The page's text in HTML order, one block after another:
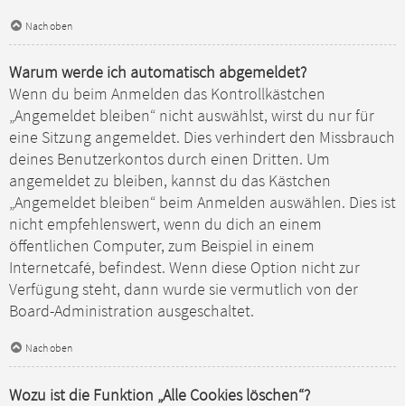
Nach oben
Warum werde ich automatisch abgemeldet?
Wenn du beim Anmelden das Kontrollkästchen
„Angemeldet bleiben“ nicht auswählst, wirst du nur für
eine Sitzung angemeldet. Dies verhindert den Missbrauch
deines Benutzerkontos durch einen Dritten. Um
angemeldet zu bleiben, kannst du das Kästchen
„Angemeldet bleiben“ beim Anmelden auswählen. Dies ist
nicht empfehlenswert, wenn du dich an einem
öffentlichen Computer, zum Beispiel in einem
Internetcafé, befindest. Wenn diese Option nicht zur
Verfügung steht, dann wurde sie vermutlich von der
Board-Administration ausgeschaltet.
Nach oben
Wozu ist die Funktion „Alle Cookies löschen“?